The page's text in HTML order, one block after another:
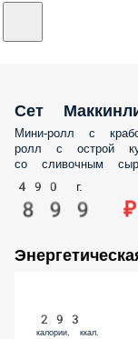
Сет
Мини-ролл с
ролл с острой
со сливочным
490 г.
899 ₽
293
калории, ккал.